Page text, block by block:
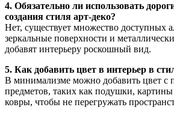
4. Обязательно ли использовать
создания стиля арт-деко?
Нет, существует множество доступных
зеркальные поверхности и
добавят интерьеру роскошный вид.
5. Как добавить цвет в интерьер в
В минимализме можно добавить цвет
предметов, таких как подушки,
ковры, чтобы не перегружать